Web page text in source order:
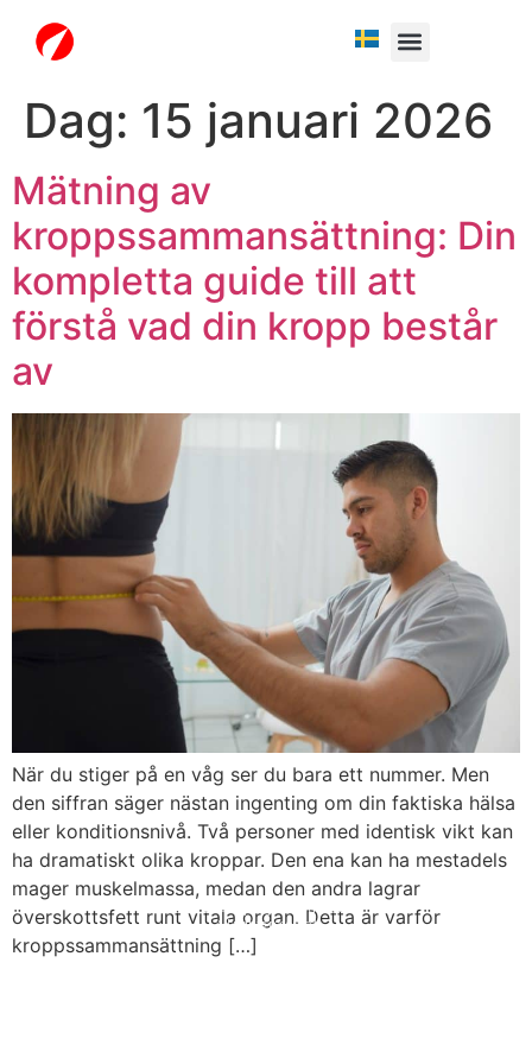
Dag: 15 januari 2026
Mätning av
kroppssammansättning: Din
kompletta guide till att
förstå vad din kropp består
av
När du stiger på en våg ser du bara ett nummer. Men
den siffran säger nästan ingenting om din faktiska hälsa
eller konditionsnivå. Två personer med identisk vikt kan
ha dramatiskt olika kroppar. Den ena kan ha mestadels
mager muskelmassa, medan den andra lagrar
överskottsfett runt vitala organ. Detta är varför
kroppssammansättning […]
© 2008 – 2024 Copyright © Trainero.com
All rights reserved
© 2008 – 2024 Copyright © Trainero.com
All rights reserved